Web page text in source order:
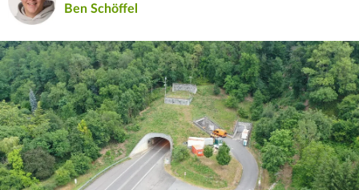
Ben Schöffel